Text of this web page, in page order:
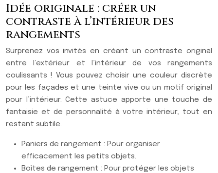
Idée originale : créer un
contraste à l’intérieur des
rangements
Surprenez vos invités en créant un contraste original
entre l’extérieur et l’intérieur de vos rangements
coulissants ! Vous pouvez choisir une couleur discrète
pour les façades et une teinte vive ou un motif original
pour l’intérieur. Cette astuce apporte une touche de
fantaisie et de personnalité à votre intérieur, tout en
restant subtile.
Paniers de rangement : Pour organiser
efficacement les petits objets.
Boîtes de rangement : Pour protéger les objets